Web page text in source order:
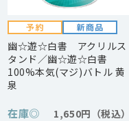
幽☆遊☆白書 アクリルス
タンド／幽☆遊☆白書
100%本気(マジ)バトル 黄
泉
在庫◎ 1,650円